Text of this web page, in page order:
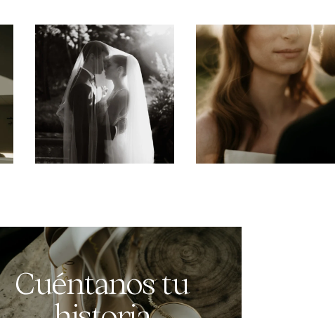
Cuéntanos tu